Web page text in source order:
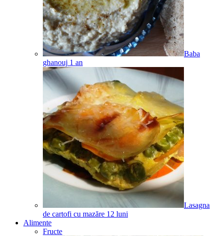
Baba
ghanouj 1 an
Lasagna
de cartofi cu mazăre 12 luni
Alimente
Fructe